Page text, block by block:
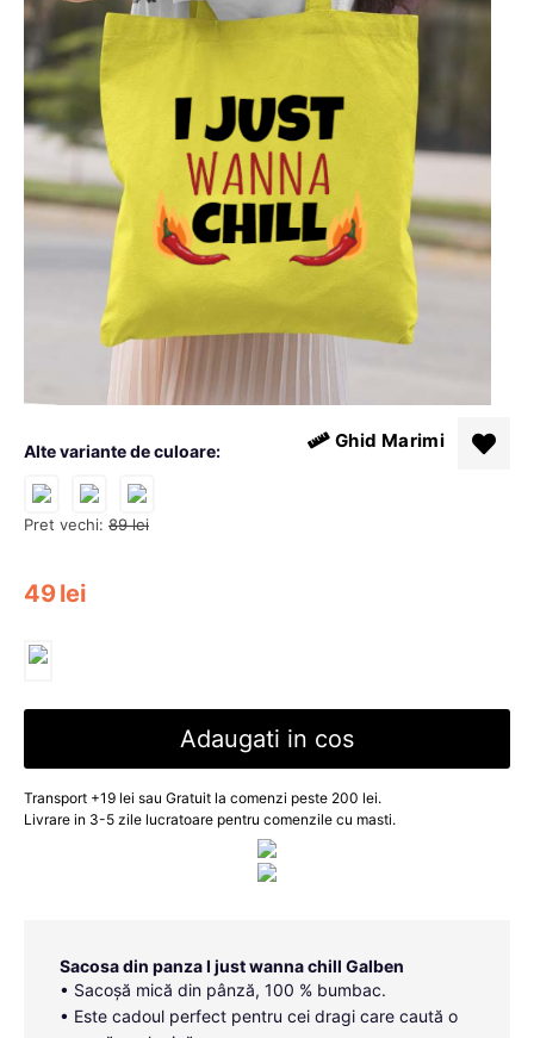
Pret vechi: 89 lei
49lei
Alte variante de culoare: Ghid Marimi
Adaugati in cos
Transport +19 lei sau Gratuit la comenzi peste 200 lei.
Livrare in 3-5 zile lucratoare pentru comenzile cu masti.
Sacosa din panza I just wanna chill Galben
• Sacoșă mică din pânză, 100 % bumbac.
• Este cadoul perfect pentru cei dragi care caută o